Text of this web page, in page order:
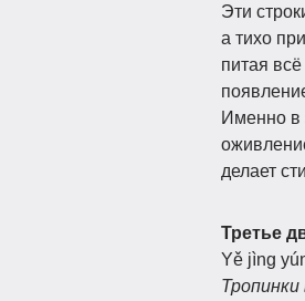
Эти
а тихо
питая
Именно в
делает
Третье
Yě jìng